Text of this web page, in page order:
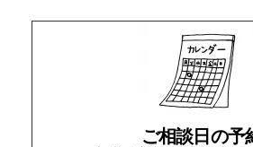
ご相談日の予